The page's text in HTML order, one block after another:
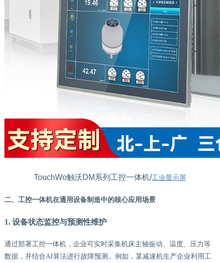
TouchWo触沃DM系列工控一体机/工业显示屏
二、工控一体机在通用设备制造中的核心应用场景
1. 设备状态监控与预测性维护
通过部署工控一体机，企业可实时采集机床主轴振动、温度、压力等
数据，并结合AI算法进行故障预测。例如，某减速机生产企业利用工